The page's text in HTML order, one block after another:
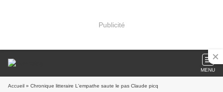
Publicité
MENU
Accueil » Chronique litteraire L'empathe saute le pas Claude picq